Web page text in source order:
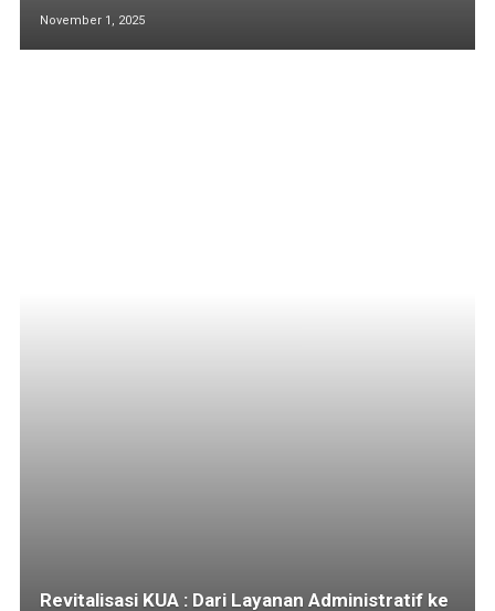
November 1, 2025
Revitalisasi KUA : Dari Layanan Administratif ke